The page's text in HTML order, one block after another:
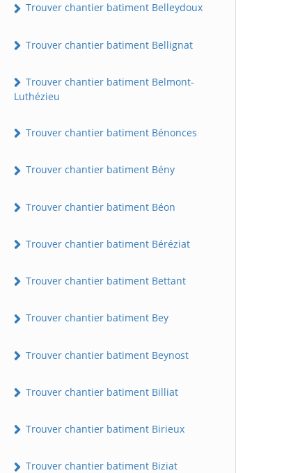
Trouver chantier batiment Belleydoux
Trouver chantier batiment Bellignat
Trouver chantier batiment Belmont-
Luthézieu
Trouver chantier batiment Bénonces
Trouver chantier batiment Bény
Trouver chantier batiment Béon
Trouver chantier batiment Béréziat
Trouver chantier batiment Bettant
Trouver chantier batiment Bey
Trouver chantier batiment Beynost
Trouver chantier batiment Billiat
Trouver chantier batiment Birieux
Trouver chantier batiment Biziat